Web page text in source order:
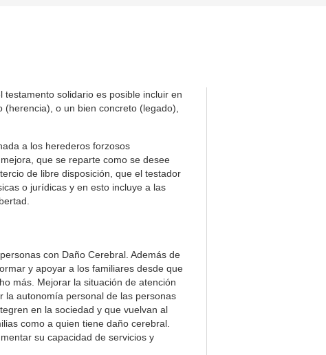
solidario es posible incluir en
o un bien concreto (legado),
a los herederos forzosos
que se reparte como se desee
de libre disposición, que el testador
o jurídicas y en esto incluye a las
con Daño Cerebral. Además de
y apoyar a los familiares desde que
más. Mejorar la situación de atención
la autonomía personal de las personas
en la sociedad y que vuelvan al
como a quien tiene daño cerebral.
su capacidad de servicios y